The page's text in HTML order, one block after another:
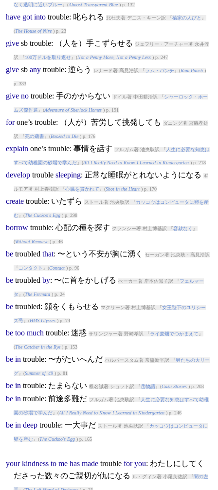
なく透明に近いブルー 』(Almost Transparent Blue) p. 132
have got into trouble: 叱られる 北杜夫著 デニス・キーン訳 『楡家の人びと 』
(The House of Nire) p. 23
givesb trouble: （人を）手こずらせる ジェフリー・アーチャー著 永井淳
訳 『100万ドルを取り返せ』(Not a Penny More, Not a Penny Less) p. 247
givesb any trouble: 逆らう レナード著 高見浩訳 『ラム・パンチ 』(Rum Punch)
p. 333
give no trouble: 手のかからない ドイル著 中田耕治訳 『シャーロック・ホー
ムズ傑作選 』(Adventure of Sherlock Homes) p. 191
forone’s trouble: （人が）苦労して挑発しても ダニング著 宮脇孝雄
訳 『死の蔵書』(Booked to Die) p. 176
explain one’s trouble: 事情を話す フルガム著 池央耿訳 『 人生に必要な知恵は
すべて幼稚園の砂場で学んだ』(All I Really Need to Know I Learned in Kindergarten) p. 218
develop trouble sleeping: 正常な睡眠がとれないようになる ギ
ルモア著 村上春樹訳 『心臓を貫かれて 』(Shot in the Heart) p. 170
create trouble: いたずら ストール著 池央耿訳 『カッコウはコンピュータに卵を産
む』(The Cuckoo's Egg) p. 298
borrow trouble: 心配の種を探す クランシー著 村上博基訳 『容赦なく 』
(Without Remorse) p. 46
be troubled that: 〜という不安が胸に湧く セーガン著 池央耿・高見浩訳
『コンタクト 』(Contact) p. 96
be troubled by: 〜に首をかしげる べーカー著 岸本佐知子訳 『フェルマー
タ 』(The Fermata) p. 24
be troubled: 顔をくもらせる マクリーン著 村上博基訳 『女王陛下のユリシー
ズ号』(HMS Ulysses) p. 74
be too much trouble: 迷惑 サリンジャー著 野崎孝訳 『ライ麦畑でつかまえて 』
(The Catcher in the Rye) p. 153
be in trouble: 〜がたいへんだ ハルバースタム著 常盤新平訳 『男たちの大リー
グ』(Summer of '49) p. 81
be in trouble: たまらない 椎名誠著 ショット訳 『岳物語』(Gaku Stories) p. 203
be in trouble: 前途多難だ フルガム著 池央耿訳 『 人生に必要な知恵はすべて幼稚
園の砂場で学んだ』(All I Really Need to Know I Learned in Kindergarten) p. 246
be in deep trouble: 一大事だ ストール著 池央耿訳 『カッコウはコンピュータに
卵を産む』(The Cuckoo's Egg) p. 165
your kindness to me has made trouble for you: わたしにしてく
ださった数々のご親切が仇になる
ル・グィン著 小尾芙佐訳 『闇の左